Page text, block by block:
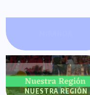
NUESTRA REGIÓN